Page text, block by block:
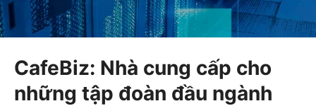
CafeBiz: Nhà cung cấp cho
những tập đoàn đầu ngành